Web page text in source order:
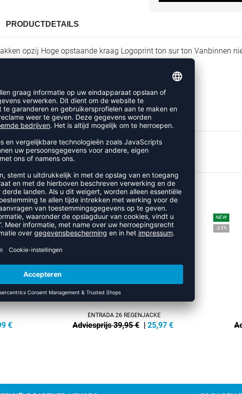
PRODUCTDETAILS
opzij Hoge opstaande kraag Logoprint ton sur ton Vanbinnen
BEKEKEN
OUTDOOR JACKS
€
NEW
-35%
ENTRADA 26 REGENJACKE
Adviesprijs 39,95 € | 25,97 €
NEW
-35%